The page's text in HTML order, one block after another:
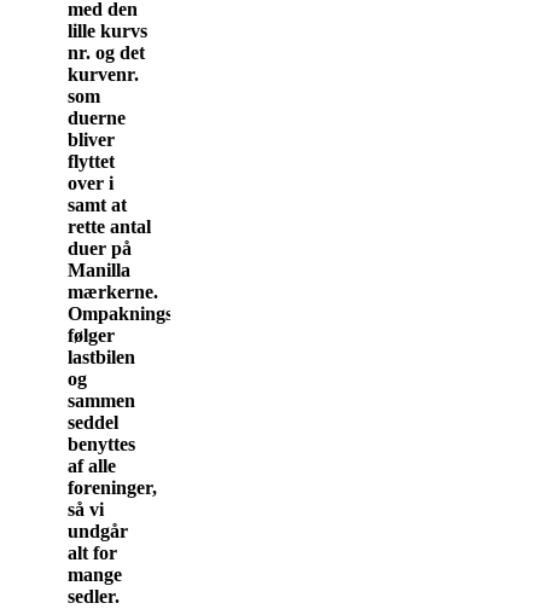
med den
lille kurvs
nr. og det
kurvenr.
som
duerne
bliver
flyttet
over i
samt at
rette antal
duer på
Manilla
mærkerne.
Ompakningssedlen
følger
lastbilen
og
sammen
seddel
benyttes
af alle
foreninger,
så vi
undgår
alt for
mange
sedler.